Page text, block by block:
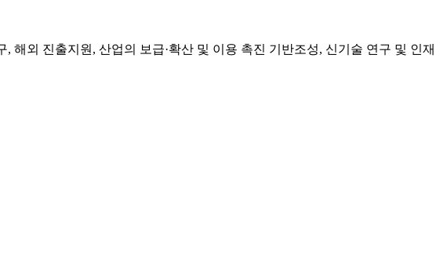
외 진출지원, 산업의 보급·확산 및 이용 촉진 기반조성, 신기술 연구 및 인재